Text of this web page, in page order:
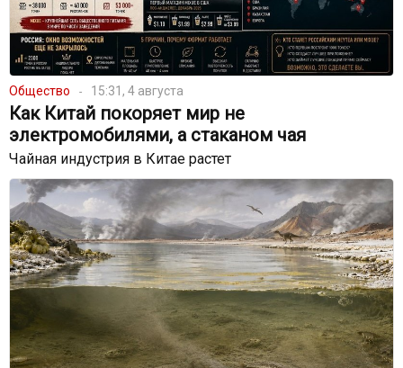
Общество 15:31, 4 августа
Как Китай покоряет мир не
электромобилями, а стаканом чая
Чайная индустрия в Китае растет